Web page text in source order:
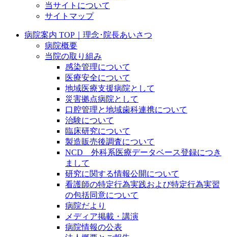
当サイトについて
サイトマップ
病院案内 TOP｜理念･院長あいさつ
病院概要
当院の取り組み
感染管理について
医療安全について
地域医療支援病院として
災害拠点病院として
口腔管理と地域歯科連携について
治験について
臨床研究について
製造販売後調査について
NCD 外科系医療データベース登録につき
まして
研究に関する情報公開について
看護師の特定行為実践および特定行為実習
の包括同意について
病院だより
メディア掲載・講演
病院情報の公表